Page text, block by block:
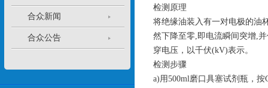
合众新闻
合众公告
检测原理
将绝缘油装入有一对电极的油
然下降至零,即电流瞬间突增,
穿电压，以千伏(kV)表示。
检测步骤
a)用500ml磨口具塞试剂瓶，